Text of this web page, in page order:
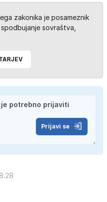
zakonika je posameznik
sovraštva,
Prijavi se